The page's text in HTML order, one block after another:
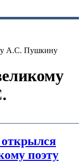
А.С. Пушкину
поэту